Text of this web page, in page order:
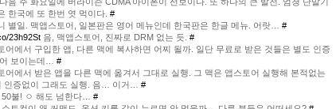
한국에 또 한번 엿 먹이다. #
별일. 맥앱스토어, 일본판은 영어 메뉴인데 한국판은 한글 메뉴. 어랏… #
23h92St 음, 맥앱스토어, 진짜로 DRM 없는 듯. #
어에서 구입한 앱, 다른 맥에 복사하면 어찌 될까. 일단 무료로 받은 것들은 별도 인증
보이는데… #
어에서 받은 앱을 다른 맥에 옮겨서 그대로 실행. 그 맥은 앱스토어 실행해 본적없는
인증없이 그래도 실행. 음… 이거… #
50불! ㅇ 해도 넘한다… #